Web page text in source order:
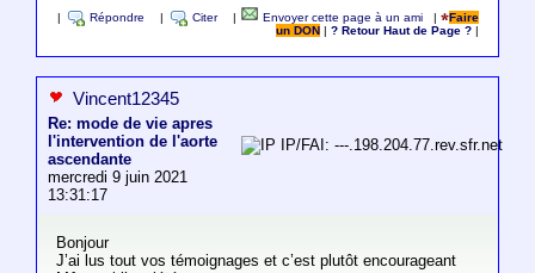
Répondre Citer Envoyer cette page à un ami |
Faire
un DON
|? Retour Haut de Page ?
Vincent12345
Re: mode de vie apres
l'intervention de l'aorte
ascendante
mercredi 9 juin 2021
13:31:17
IP/FAI: ---.198.204.77.rev.sfr.net
Bonjour
J’ai lus tout vos témoignages et c’est plutôt encourageant